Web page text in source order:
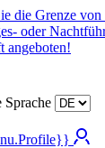
die Grenze
oder
angeboten!
Sprache